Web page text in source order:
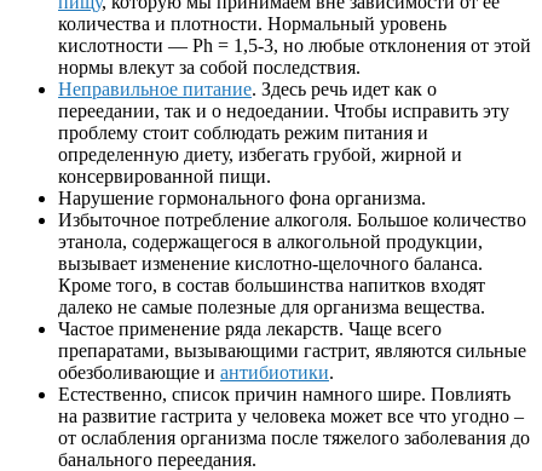
количества и плотности. Нормальный уровень
кислотности — Ph = 1,5-3, но любые отклонения от этой
нормы влекут за собой последствия.
Неправильное питание. Здесь речь идет как о
переедании, так и о недоедании. Чтобы исправить эту
проблему стоит соблюдать режим питания и
определенную диету, избегать грубой, жирной и
консервированной пищи.
Нарушение гормонального фона организма.
Избыточное потребление алкоголя. Большое количество
этанола, содержащегося в алкогольной продукции,
вызывает изменение кислотно-щелочного баланса.
Кроме того, в состав большинства напитков входят
далеко не самые полезные для организма вещества.
Частое применение ряда лекарств. Чаще всего
препаратами, вызывающими гастрит, являются сильные
обезболивающие и антибиотики.
Естественно, список причин намного шире. Повлиять
на развитие гастрита у человека может все что угодно –
от ослабления организма после тяжелого заболевания до
банального переедания.